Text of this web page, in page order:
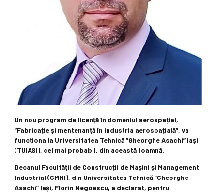
Un nou program de licență în domeniul aerospațial,
”Fabricație și mentenanță în industria aerospațială”, va
funcționa la Universitatea Tehnică ”Gheorghe Asachi” Iași
(TUIASI), cel mai probabil, din această toamnă.
Decanul Facultății de Construcții de Mașini și Management
Industrial (CMMI), din Universitatea Tehnică ”Gheorghe
Asachi” Iași, Florin Negoescu, a declarat, pentru